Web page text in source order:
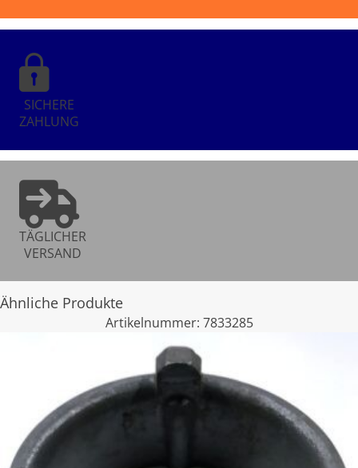
SICHERE
ZAHLUNG
TÄGLICHER
VERSAND
Ähnliche Produkte
Artikelnummer: 7833285